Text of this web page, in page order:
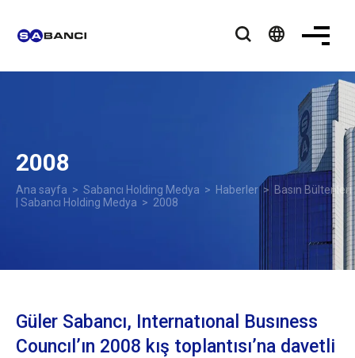
language
2008
Ana sayfa > Sabancı Holding Medya > Haberler> Basın Bültenleri
| Sabancı Holding Medya > 2008
Güler Sabancı, Internatıonal Busıness
Councıl’ın 2008 kış toplantısı’na davetli